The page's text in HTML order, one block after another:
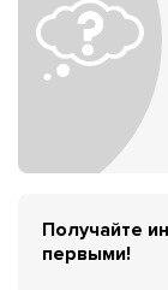
Получайте
первыми!